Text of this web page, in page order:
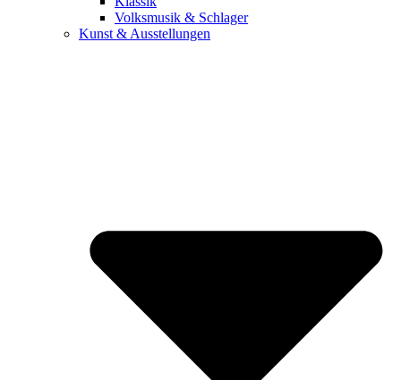
Volksmusik & Schlager
Kunst & Ausstellungen